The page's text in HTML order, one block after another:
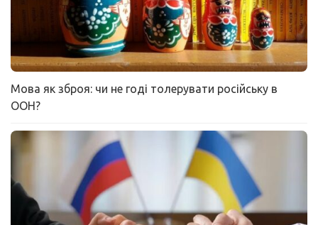
Мова як зброя: чи не годі толерувати російську в
ООН?